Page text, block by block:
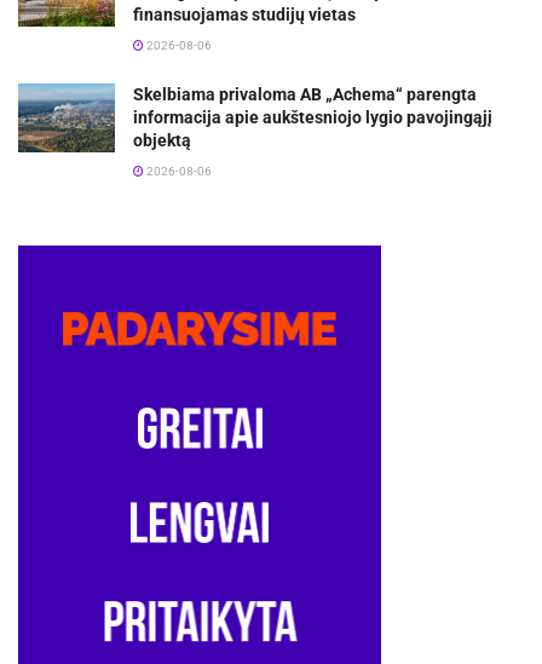
finansuojamas studijų vietas
2026-08-06
Skelbiama privaloma AB „Achema“ parengta
informacija apie aukštesniojo lygio pavojingąjį
objektą
2026-08-06